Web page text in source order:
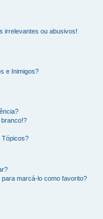
irrelevantes ou abusivos!
e Inimigos?
branco!?
Tópicos?
marcá-lo como favorito?